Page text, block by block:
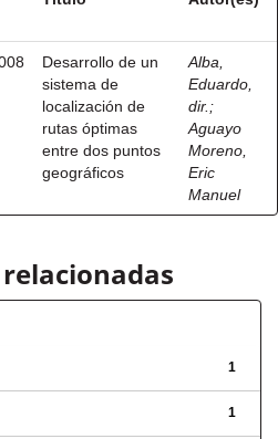
Desarrollo de un
sistema de
localización de
rutas óptimas
entre dos puntos
geográficos
Alba,
Eduardo,
dir. ;
Aguayo
Moreno,
Eric
Manuel
1
1